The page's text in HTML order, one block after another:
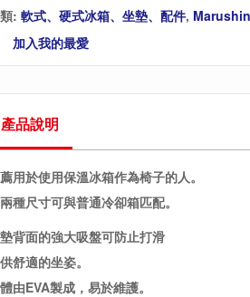
: 軟式、硬式冰箱、坐墊、配件, Marushin
加入我的最愛
產品說明
用於使用保溫冰箱作為椅子的人。
種尺寸可與普通冷卻箱匹配。
背面的強大吸盤可防止打滑
舒適的坐姿。
由EVA製成，易於維護。